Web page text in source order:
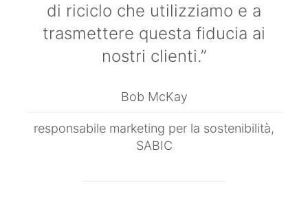
di riciclo che utilizziamo e a
trasmettere questa fiducia ai
nostri clienti.”
Bob McKay
responsabile marketing per la sostenibilità,
SABIC